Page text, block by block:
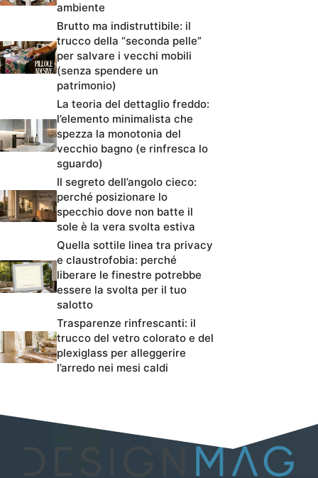
ambiente
Brutto ma indistruttibile: il
trucco della “seconda pelle”
per salvare i vecchi mobili
(senza spendere un
patrimonio)
La teoria del dettaglio freddo:
l’elemento minimalista che
spezza la monotonia del
vecchio bagno (e rinfresca lo
sguardo)
Il segreto dell’angolo cieco:
perché posizionare lo
specchio dove non batte il
sole è la vera svolta estiva
Quella sottile linea tra privacy
e claustrofobia: perché
liberare le finestre potrebbe
essere la svolta per il tuo
salotto
Trasparenze rinfrescanti: il
trucco del vetro colorato e del
plexiglass per alleggerire
l’arredo nei mesi caldi